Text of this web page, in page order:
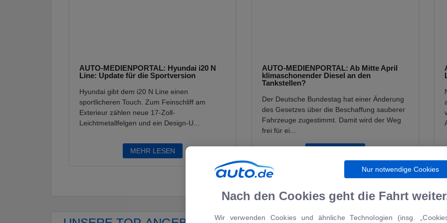
AUTO-MEDIENPORTAL: Hyundai i20 N
Line: Update für die Sportversion
Hyundai gibt dem i20 N Line einen
sportlicheren Touch. Zum Feinschliff am
Exterieur zählen neue 17-Zoll-
Leichtmetallfelgen und ein Design-U...
MEHR LESEN
AUTO-MEDIENPORTAL: Ab Mitte April
klimaschonender Diesel an den
Tankstellen?
Der Deutsche Bundestag hat einer Änderung
des Gesetzes über die Beschaffung sauberer
Fahrzeuge zugestimmt. Damit wird der Weg
frei für ei...
Nur notwendige Cookies
Nach den Cookies geht die Fahrt
Wir verwenden Cookies und ähnliche Technologien (insg.